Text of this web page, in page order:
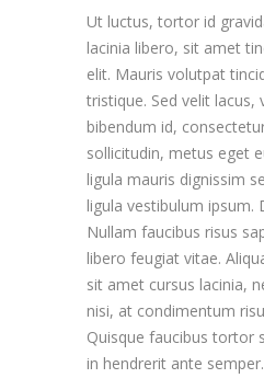
Ut luctus, tortor id
lacinia libero, sit amet
elit. Mauris volutpat
tristique. Sed velit lacus,
bibendum id,
sollicitudin, metus eget
ligula mauris dignissim
ligula vestibulum ipsum.
Nullam faucibus risus
libero feugiat vitae.
sit amet cursus lacinia,
nisi, at condimentum
Quisque faucibus tortor
in hendrerit ante